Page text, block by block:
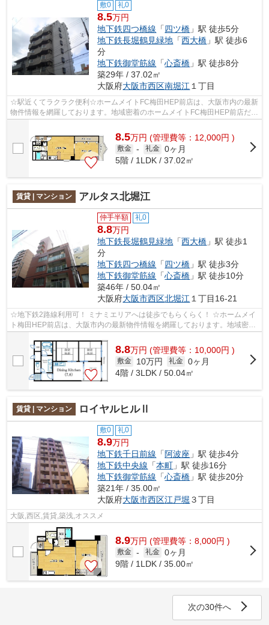
敷0 礼0
8.5万円
地下鉄四つ橋線 「四ツ橋 」駅 徒歩5分
地下鉄長堀鶴見緑地 「西大橋 」駅 徒歩6
分
地下鉄御堂筋線 「心斎橋 」駅 徒歩8分
築29年 / 37.02㎡
大阪府大阪市西区南堀江１丁目
☆駅近くてラクラク便利☆ホームメイトFC梅田HEP前店は、大阪市内の最新
物件情報を網羅しております。地域密着のホームメイトFC梅田HEP前店だか
8.5万円 (管理費等：12,000円 )
敷金 - 礼金 0ヶ月
5階 / 1LDK / 37.02㎡
賃貸 | マンション アルタス北堀江
仲手半額 礼0
8.8万円
地下鉄長堀鶴見緑地 「西大橋 」駅 徒歩1
分
地下鉄四つ橋線 「四ツ橋 」駅 徒歩3分
地下鉄御堂筋線 「心斎橋 」駅 徒歩10分
築46年 / 50.04㎡
大阪府大阪市西区北堀江 １丁目16-21
☆地下鉄2路線利用可！ ミナミエリアへは徒歩でもらくらく！ ☆ホームメイ
ト梅田HEP前店は、大阪市内の最新物件情報を網羅しております。地域密着
8.8万円 (管理費等：10,000円 )
敷金 10万円 礼金 0ヶ月
4階 / 3LDK / 50.04㎡
賃貸 | マンション ロイヤルヒルⅡ
敷0 礼0
8.9万円
地下鉄千日前線 「 阿波座 」駅 徒歩4分
地下鉄中央線 「本町 」駅 徒歩16分
地下鉄御堂筋線 「心斎橋 」駅 徒歩20分
築21年 / 35.00㎡
大阪府大阪市西区江戸堀 ３丁目
大阪,西区,賃貸,築浅,オススメ
8.9万円 (管理費等：8,000円 )
敷金 - 礼金 0ヶ月
9階 / 1LDK / 35.00㎡
次の30件へ